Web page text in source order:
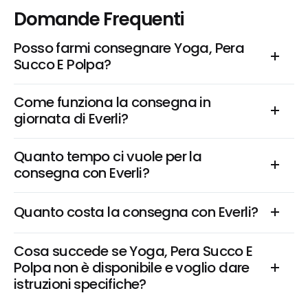
Domande Frequenti
Posso farmi consegnare Yoga, Pera
Succo E Polpa?
Come funziona la consegna in
giornata di Everli?
Quanto tempo ci vuole per la
consegna con Everli?
Quanto costa la consegna con Everli?
Cosa succede se Yoga, Pera Succo E
Polpa non è disponibile e voglio dare
istruzioni specifiche?